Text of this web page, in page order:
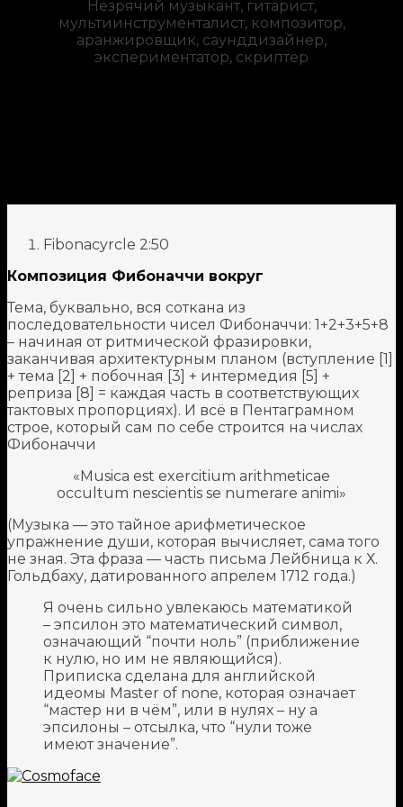
Незрячий музыкант, гитарист,
мультиинструменталист, композитор,
аранжировщик, саунддизайнер,
экспериментатор, скриптер
Fibonacyrcle 2:50
Композиция Фибоначчи вокруг
Тема, буквально, вся соткана из
последовательности чисел Фибоначчи: 1+2+3+5+8
– начиная от ритмической фразировки,
заканчивая архитектурным планом (вступление [1]
+ тема [2] + побочная [3] + интермедия [5] +
реприза [8] = каждая часть в соответствующих
тактовых пропорциях). И всё в Пентаграмном
строе, который сам по себе строится на числах
Фибоначчи
«Musica est exercitium arithmeticae
occultum nescientis se numerare animi»
(Музыка — это тайное арифметическое
упражнение души, которая вычисляет, сама того
не зная. Эта фраза — часть письма Лейбница к Х.
Гольдбаху, датированного апрелем 1712 года.)
Я очень сильно увлекаюсь математикой
– эпсилон это математический символ,
означающий “почти ноль” (приближение
к нулю, но им не являющийся).
Приписка сделана для английской
идеомы Master of none, которая означает
“мастер ни в чём”, или в нулях – ну а
эпсилоны – отсылка, что “нули тоже
имеют значение”.